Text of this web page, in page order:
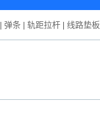
弹条 轨距拉杆 线路垫板